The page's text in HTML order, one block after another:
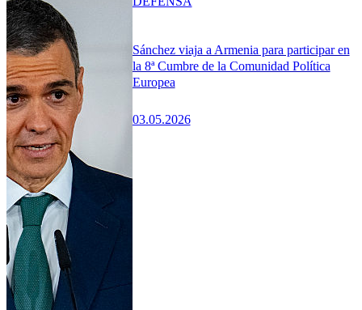
Sánchez viaja a Armenia para participar en
la 8ª Cumbre de la Comunidad Política
Europea
03.05.2026